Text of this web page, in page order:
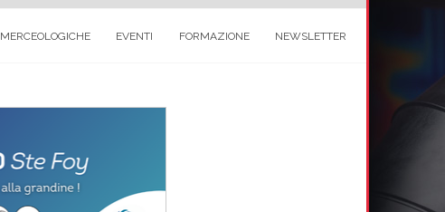
EVENTI FORMAZIONE NEWSLETTER